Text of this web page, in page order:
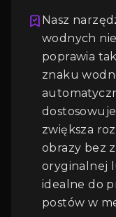
Nasz
wodnych
poprawia
znaku
zwiększa
obrazy bez
oryginalnej
idealne do
postów w
Logowanie